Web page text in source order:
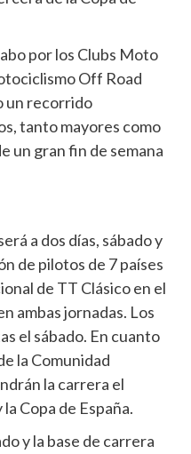
por los Clubs Moto
Off Road
un recorrido
tanto mayores como
un gran fin de semana
a dos días, sábado y
de pilotos de 7 países
de TT Clásico en el
ambas jornadas. Los
el sábado. En cuanto
la Comunidad
la carrera el
Copa de España.
y la base de carrera